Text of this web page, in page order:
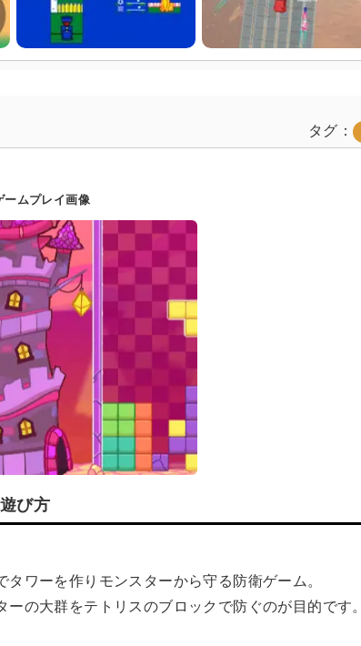
タグ
ームプレイ画像
び方
ワーを作りモンスターから守る防衛ゲーム。
の大群をテトリスのブロックで防ぐのが目的です。